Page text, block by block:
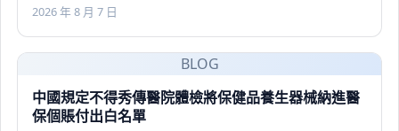
2026 年 8 月 7 日
BLOG
中國規定不得秀傳醫院體檢將保健品養生器械納進醫
保個賬付出白名單